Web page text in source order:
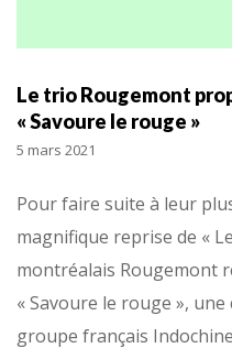
Le trio Rougemont
« Savoure le rouge »
5 mars 2021
Pour faire suite à leur
magnifique reprise de «
montréalais Rougemont
« Savoure le rouge »,
groupe français